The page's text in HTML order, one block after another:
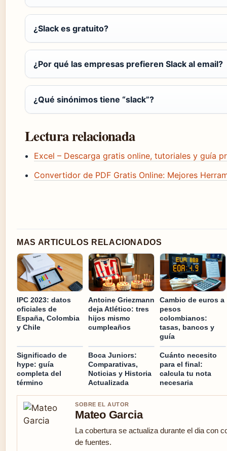
¿Slack es gratuito?
¿Por qué las empresas prefieren Slack al email?
¿Qué sinónimos tiene “slack”?
Lectura relacionada
Excel – Descarga gratis online, tutoriales y guía
Convertidor de PDF Gratis Online: Mejores
MAS ARTICULOS RELACIONADOS
IPC 2023: datos
oficiales de
España, Colombia
y Chile
Antoine Griezmann
deja Atlético: tres
hijos mismo
cumpleaños
Cambio de euros a
pesos
colombianos:
tasas, bancos y
guía
Significado de
hype: guía
completa del
término
Boca Juniors:
Comparativas,
Noticias y Historia
Actualizada
Cuánto necesito
para el final:
calcula tu nota
necesaria
SOBRE EL AUTOR
Mateo Garcia
La cobertura se actualiza durante el dia con
de fuentes.